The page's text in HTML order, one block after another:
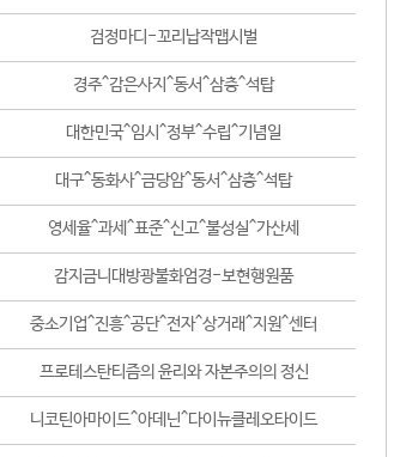
검정마디-꼬리납작맵시벌
경주^감은사지^동서^삼층^석탑
대한민국^임시^정부^수립^기념일
대구^동화사^금당암^동서^삼층^석탑
영세율^과세^표준^신고^불성실^가산세
감지금니대방광불화엄경-보현행원품
중소기업^진흥^공단^전자^상거래^지원^센터
프로테스탄티즘의 윤리와 자본주의의 정신
니코틴아마이드^아데닌^다이뉴클레오타이드